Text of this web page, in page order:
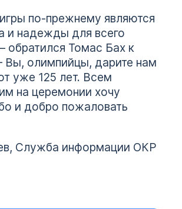
по-прежнему являются
и надежды для всего
обратился Томас Бах к
Вы, олимпийцы, дарите нам
уже 125 лет. Всем
на церемонии хочу
и добро пожаловать
Служба информации ОКР